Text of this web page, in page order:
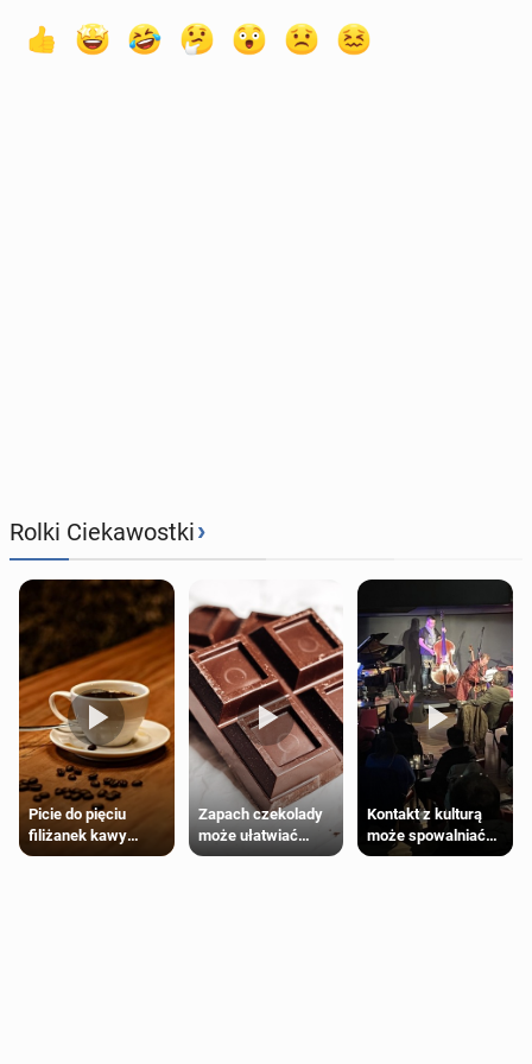
Rolki Ciekawostki›
Picie do pięciu
filiżanek kawy
dziennie jest
Zapach czekolady
może ułatwiać
trening siłowy
Kontakt z kulturą
może spowalniać
starzenie